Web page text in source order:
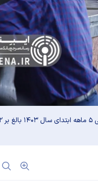
تسهیلات پرداختی بانک‌ها به بخش‌های مختلف